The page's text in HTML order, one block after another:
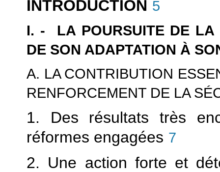
INTRODUCTION 5
I. - LA POURSUITE DE LA
DE SON ADAPTATION À
A. LA CONTRIBUTION
RENFORCEMENT DE LA
1. Des résultats très
réformes engagées 7
2. Une action forte et